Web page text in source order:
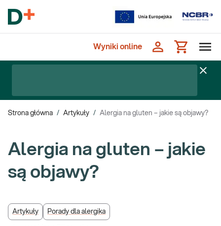
Wyniki online
Strona główna / Artykuły / Alergia na gluten – jakie są objawy?
Alergia na gluten – jakie
są objawy?
Artykuły Porady dla alergika